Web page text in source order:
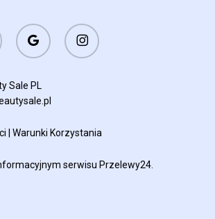
google-
plus
instagram
Sale PL
|Warunki Korzystania
serwisu Przelewy24.